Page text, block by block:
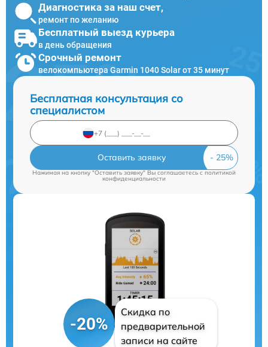
Диагностика за наш счет,
ремонт по желанию
Бесплатный выезд курьера
в день обращения
Срочный ремонт
велокомпьютера Garmin 1040 Solar от 35 минут
Бесплатная консультация со
специалистом
Оставить заявку
Нажимая на кнопку "Оставить заявку" Вы соглашаетесь cполитикой
конфиденциальности
-20%
Скидка по
предварительной
записи на сайте